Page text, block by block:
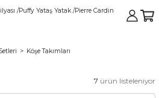
Köşe Takımları
7 ürün listeleniyor